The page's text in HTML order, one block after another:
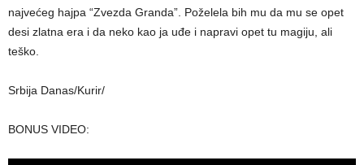
najvećeg hajpa “Zvezda Granda”. Poželela bih mu da mu se opet
desi zlatna era i da neko kao ja uđe i napravi opet tu magiju, ali
teško.
Srbija Danas/Kurir/
BONUS VIDEO: